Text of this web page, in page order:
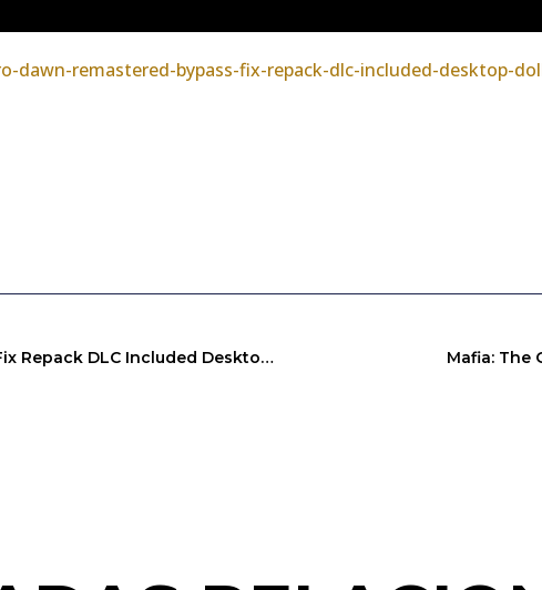
remastered-bypass-fix-repack-dlc-included-desktop-
Horizon Zero Dawn Remastered Bypass Fix Repack DLC Included Desktop Dolby-Atmos MediaFire 2026
Mafia: The